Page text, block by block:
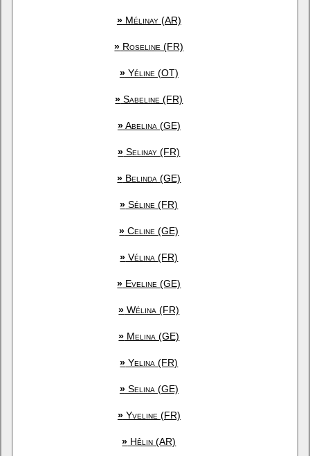
»Mélinay (AR)
» Roseline (FR)
»Yéline (OT)
» Sabeline (FR)
»Abelina (GE)
» Selinay (FR)
» Belinda (GE)
» Séline (FR)
» Celine (GE)
» Vélina (FR)
» Eveline (GE)
» Wélina (FR)
» Melina (GE)
» Yelina (FR)
»Selina (GE)
»Yveline (FR)
» Hêlin (AR)